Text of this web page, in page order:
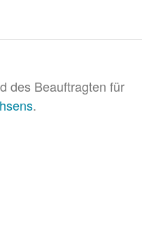
des Beauftragten für
.